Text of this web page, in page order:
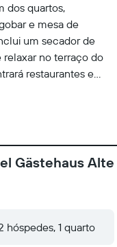
dos quartos,
e mesa de
um secador de
relaxar no terraço do
restaurantes e
a pé.
Gästehaus Alte
hóspedes, 1 quarto